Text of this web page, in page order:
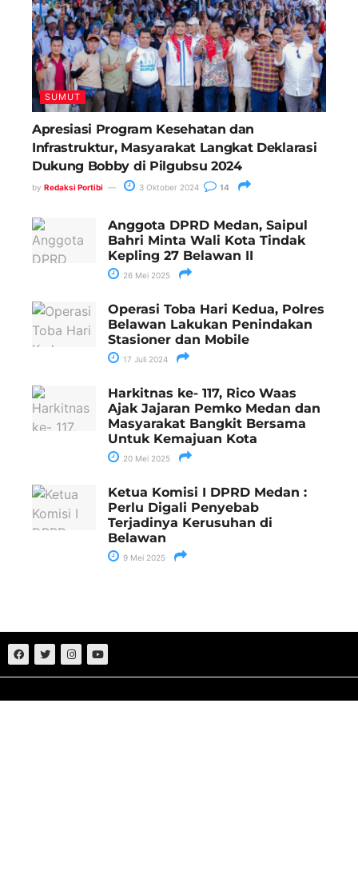
SUMUT
Apresiasi Program Kesehatan dan
Infrastruktur, Masyarakat Langkat Deklarasi
Dukung Bobby di Pilgubsu 2024
by Redaksi Portibi 3 Oktober 2024 14
Anggota DPRD Medan, Saipul
Bahri Minta Wali Kota Tindak
Kepling 27 Belawan II
26 Mei 2025
Operasi Toba Hari Kedua, Polres
Belawan Lakukan Penindakan
Stasioner dan Mobile
17 Juli 2024
Harkitnas ke- 117, Rico Waas
Ajak Jajaran Pemko Medan dan
Masyarakat Bangkit Bersama
Untuk Kemajuan Kota
20 Mei 2025
Ketua Komisi I DPRD Medan :
Perlu Digali Penyebab
Terjadinya Kerusuhan di
Belawan
9 Mei 2025